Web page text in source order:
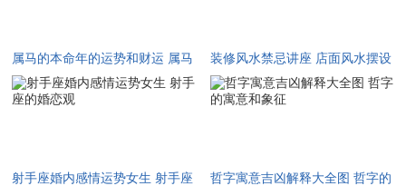
财星破印则为部分身弱喜印的属马人带来转机。劫财有制，构成
食伤生财、财生官的流通之势，换言之，用专业知识技能换取报
属马的本命年的运势和财运 属马
人的本命年财运如何呢女性
装修风水禁忌讲座 店面风水摆设
射手座婚内感情运势女生 射手座
哲字寓意吉凶解释大全图 哲字的